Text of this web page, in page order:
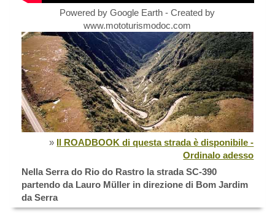
Powered by Google Earth - Created by
www.mototurismodoc.com
» Il ROADBOOK di questa strada è disponibile -
Ordinalo adesso
Nella Serra do Rio do Rastro la strada SC-390
partendo da Lauro Müller in direzione di Bom Jardim
da Serra